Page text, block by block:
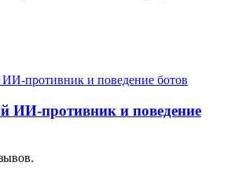
ИИ-противник и поведение